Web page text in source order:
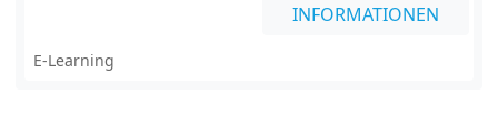
INFORMATIONEN
E-Learning